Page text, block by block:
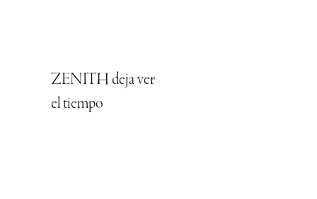
ZENITH deja ver
el tiempo